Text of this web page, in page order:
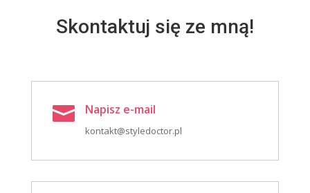
Skontaktuj się ze mną!
 Napisz e-mail
kontakt@styledoctor.pl